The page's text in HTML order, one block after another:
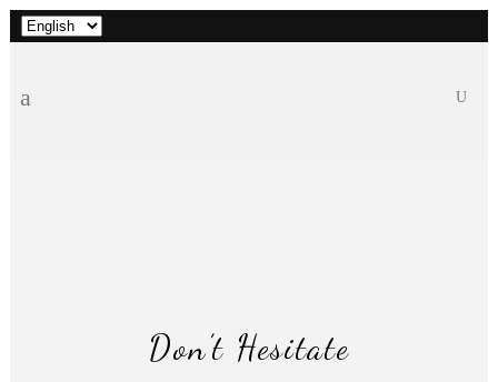
Choose
a
Don’t Hesitate